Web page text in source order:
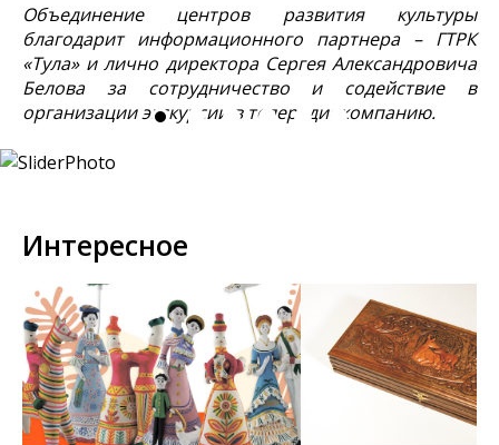
Объединение центров развития культуры
благодарит информационного партнера – ГТРК
«Тула» и лично директора Сергея Александровича
Белова за сотрудничество и содействие в
организации экскурсии в телерадиокомпанию.
Интересное